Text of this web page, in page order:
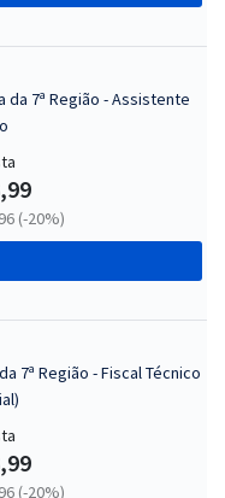
da 7ª Região - Assistente
(-20%)
7ª Região - Fiscal Técnico
(-20%)